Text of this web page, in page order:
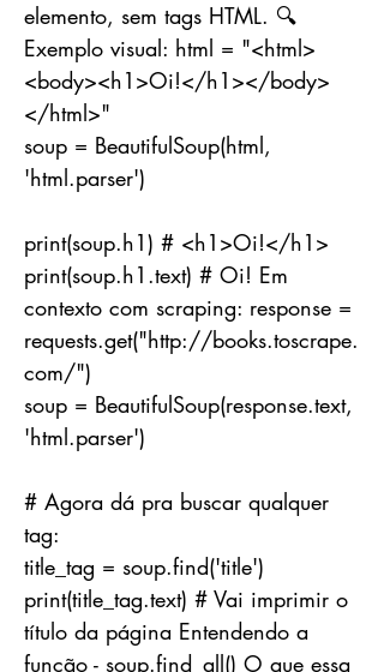
elemento, sem tags HTML. 🔍
Exemplo visual: html = "<html>
<body><h1>Oi!</h1></body>
</html>"
soup = BeautifulSoup(html,
'html.parser')
print(soup.h1) # <h1>Oi!</h1>
print(soup.h1.text) # Oi! Em
contexto com scraping: response =
requests.get("http://books.toscrape.
com/")
soup = BeautifulSoup(response.text,
'html.parser')
# Agora dá pra buscar qualquer
tag:
title_tag = soup.find('title')
print(title_tag.text) # Vai imprimir o
título da página Entendendo a
função - soup.find_all() O que essa